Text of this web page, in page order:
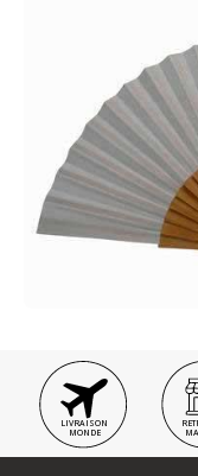
LIVRAISON
MONDE